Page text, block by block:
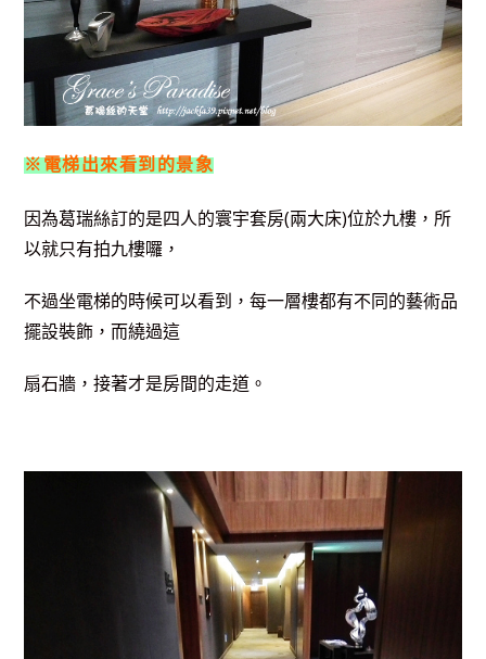
※電梯出來看到的景象
因為葛瑞絲訂的是四人的寰宇套房(兩大床)位於九樓，所
以就只有拍九樓囉，
不過坐電梯的時候可以看到，每一層樓都有不同的藝術品
擺設裝飾，而繞過這
扇石牆，接著才是房間的走道。